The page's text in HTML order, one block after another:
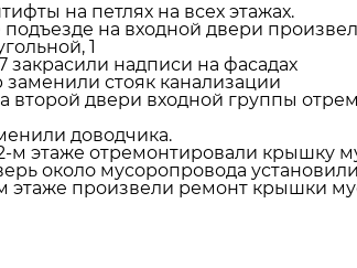
на петлях на всех этажах.
на входной двери
1
закрасили надписи на фасадах
заменили стояк канализации
второй двери входной группы
доводчика.
м этаже отремонтировали крышку
около мусоропровода
этаже произвели ремонт крышки